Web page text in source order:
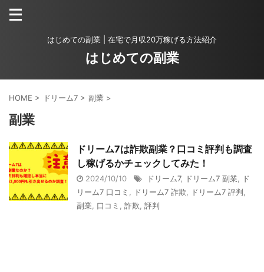
はじめての副業 | 在宅で月収20万稼げる方法紹介
はじめての副業
HOME > ドリーム7 > 副業 >
副業
ドリーム7は詐欺副業？口コミ評判も調査
し稼げるかチェックしてみた！
2024/10/10 ドリーム7, ドリーム7 副業
ド
リーム7 口コミ
ドリーム7 詐欺 ドリーム7 評判
副業
口コミ 詐欺 評判